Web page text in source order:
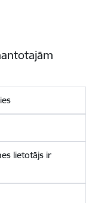
lietotājs ir